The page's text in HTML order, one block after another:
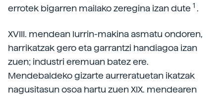
errotek bigarren mailako zeregina izan dute 1 .
XVIII. mendean lurrin-makina asmatu ondoren,
harrikatzak gero eta garrantzi handiagoa izan
zuen; industri eremuan batez ere.
Mendebaldeko gizarte aurreratuetan ikatzak
nagusitasun osoa hartu zuen XIX. mendearen